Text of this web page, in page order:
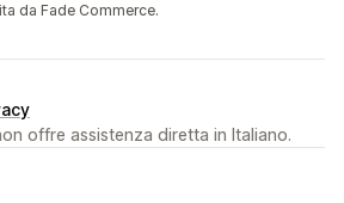
da Fade Commerce.
offre assistenza diretta in Italiano.